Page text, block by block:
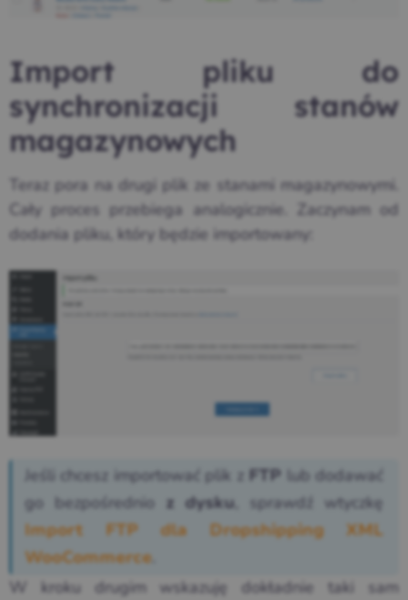
Import pliku do
synchronizacji stanów
magazynowych
Teraz pora na drugi plik ze stanami magazynowymi.
Cały proces przebiega analogicznie. Zaczynam od
dodania pliku, który będzie importowany:
Jeśli chcesz importować plik z FTP
lub dodawać
go bezpośrednio
z dysku , sprawdź wtyczkę
Import FTP dla Dropshipping XML
WooCommerce
W kroku drugim wskazuję dokładnie taki sam